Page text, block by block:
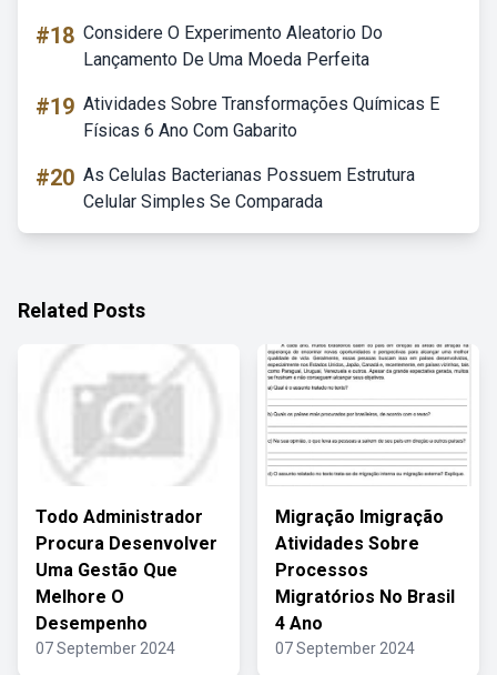
#18 Considere O Experimento Aleatorio Do
Lançamento De Uma Moeda Perfeita
#19 Atividades Sobre Transformações Químicas E
Físicas 6 Ano Com Gabarito
#20 As Celulas Bacterianas Possuem Estrutura
Celular Simples Se Comparada
Related Posts
Todo Administrador
Procura Desenvolver
Uma Gestão Que
Melhore O
Desempenho
07 September 2024
Migração Imigração
Atividades Sobre
Processos
Migratórios No Brasil
4 Ano
07 September 2024